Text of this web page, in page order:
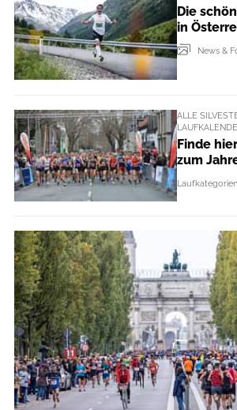
Die
in
News &
ALLE
Finde
zum
Laufkategorien